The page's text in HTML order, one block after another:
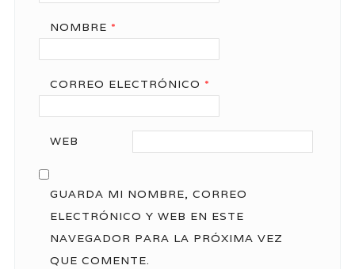
NOMBRE *
CORREO ELECTRÓNICO *
WEB
GUARDA MI NOMBRE, CORREO
ELECTRÓNICO Y WEB EN ESTE
NAVEGADOR PARA LA PRÓXIMA VEZ
QUE COMENTE.